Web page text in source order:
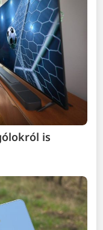
is